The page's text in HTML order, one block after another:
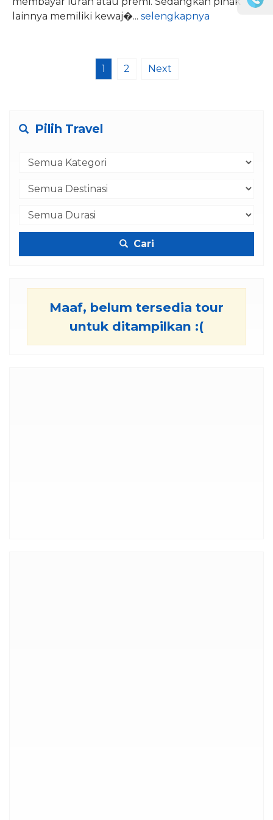
lаіnnуа mеmіlіkі kеwаj�... selengkapnya
1 2 Next
Pilih Travel
Cari
Maaf, belum tersedia tour
untuk ditampilkan :(